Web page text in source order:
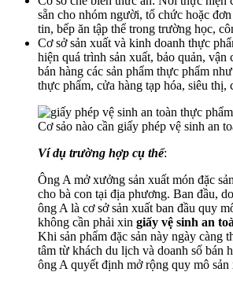
sẵn cho nhóm người, tổ chức hoặc
tin, bếp ăn tập thể trong trường học,
Cơ sở sản xuất và kinh doanh thực
hiện quá trình sản xuất, bảo quản, vận
bán hàng các sản phẩm thực phẩm
thực phẩm, cửa hàng tạp hóa, siêu
Cơ sảo nào cần giấy phép vệ sinh an
Ví dụ trường hợp cụ thể:
Ông A mở xưởng sản xuất món đặc
cho bà con tại địa phương. Ban đầu,
ông A là cơ sở sản xuất ban đầu quy
không cần phải xin giấy vệ sinh an
Khi sản phẩm đặc sản này ngày càng
tâm từ khách du lịch và doanh số bán
ông A quyết định mở rộng quy mô sản